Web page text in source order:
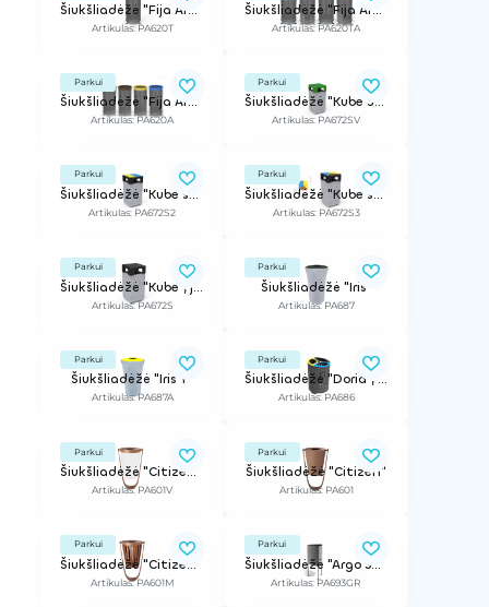
Šiukšliadėžė "Fija Aro" su dangčiu
Artikulas: PA620T
Šiukšliadėžė "Fija Aro Selectif"
Artikulas: PA620TA
Parkui
Šiukšliadėžė "Fija Aro Selectif"
Artikulas: PA620A
Parkui
Šiukšliadėžė "Kube Selectif", žalia
Artikulas: PA672SV
Parkui
Šiukšliadėžė "Kube selectif"
Artikulas: PA672S2
Parkui
Šiukšliadėžė "Kube selectif", rūšiavimui
Artikulas: PA672S3
Parkui
Šiukšliadėžė "Kube", juoda
Artikulas: PA672S
Parkui
Šiukšliadėžė "Iris"
Artikulas: PA687
Parkui
Šiukšliadėžė "Iris Y"
Artikulas: PA687A
Parkui
Šiukšliadėžė "Doria", rūšiavimui
Artikulas: PA686
Parkui
Šiukšliadėžė "Citizen V"
Artikulas: PA601V
Parkui
Šiukšliadėžė "Citizen"
Artikulas: PA601
Parkui
Šiukšliadėžė "Citizen M"
Artikulas: PA601M
Parkui
Šiukšliadėžė "Argo 50", antivandalinė
Artikulas: PA693GR